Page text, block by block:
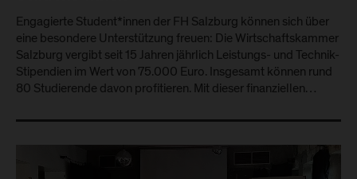
Engagierte Student*innen der FH Salzburg können sich über
eine besondere Unterstützung freuen: Die Wirtschaftskammer
Salzburg vergibt seit 15 Jahren jährlich Leistungs- und Technik-
Stipendien im Wert von 75.000 Euro. Insgesamt können rund
80 Studierende davon profitieren. Mit dieser finanziellen…